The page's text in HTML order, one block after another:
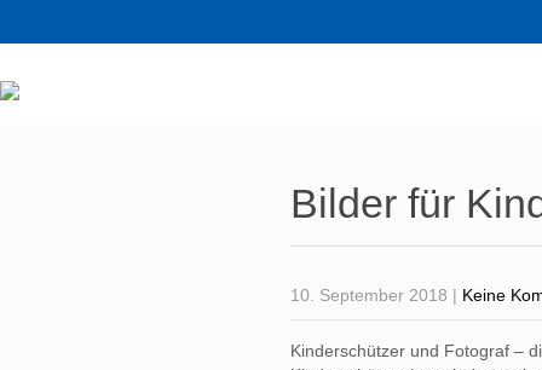
Bilder für
10. September 2018 | Keine
Kinderschützer und Fotograf –